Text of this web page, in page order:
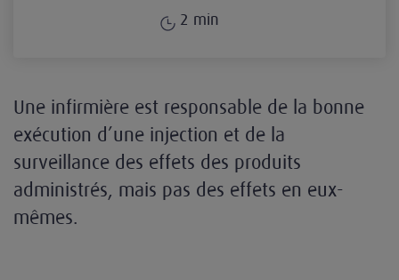
2 min
Une infirmière est responsable de la bonne
exécution d’une injection et de la
surveillance des effets des produits
administrés, mais pas des effets en eux-
mêmes.